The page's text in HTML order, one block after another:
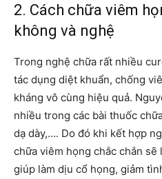
2. Cách chữa viêm
không và nghệ
Trong nghệ chữa rất nhiều
tác dụng diệt khuẩn, chống
kháng vô cùng hiệu quả.
nhiều trong các bài thuốc
dạ dày,…. Do đó khi kết hợp
chữa viêm họng chắc chắn
giúp làm dịu cổ họng, giảm